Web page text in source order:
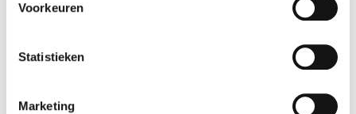
Voorkeuren
Statistieken
Marketing